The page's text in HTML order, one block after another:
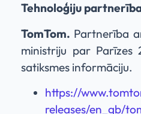
Tehnoloģiju
TomTom. Partnerība
ministriju par Parīzes
satiksmes informāciju.
https://
releases/en_gb/